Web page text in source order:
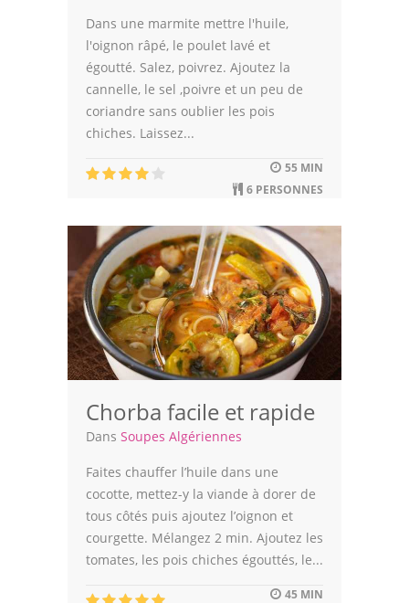
Recettes marocaine
Cuisine Algérienne
Cuisine Tunisienne
Articles
Actualités
Astuces de cuisine
Leçons de cuisine
Fêtes Religieuses
Chefs
Thèmes
Espace Personnel
Dans une marmite mettre l'huile,
l'oignon râpé, le poulet lavé et
égoutté. Salez, poivrez. Ajoutez la
cannelle, le sel ,poivre et un peu de
coriandre sans oublier les pois
chiches. Laissez...
55 MIN
6 PERSONNES
Chorba facile et rapide
Dans Soupes Algériennes
Faites chauffer l’huile dans une
cocotte, mettez-y la viande à dorer de
tous côtés puis ajoutez l’oignon et
courgette. Mélangez 2 min. Ajoutez les
tomates, les pois chiches égouttés, le...
45 MIN